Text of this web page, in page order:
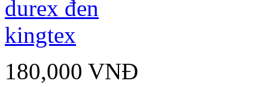
180,000 VNĐ